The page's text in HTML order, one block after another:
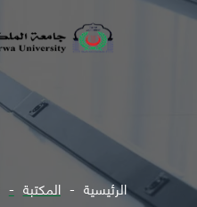
الرئيسية المكتبة